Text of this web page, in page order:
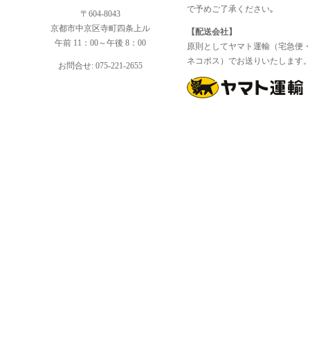
〒604-8043
京都市中京区寺町四条上ル
午前 11：00～午後 8：00
お問合せ: 075-221-2655
で予めご了承ください｡
【配送会社】
原則としてヤマト運輸（宅急便
ネコポス）でお送りいたします